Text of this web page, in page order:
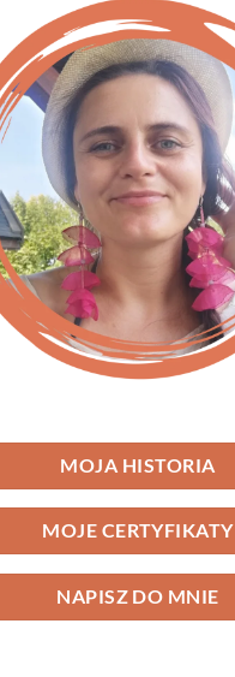
MOJA HISTORIA
MOJE CERTYFIKATY
NAPISZ DO MNIE